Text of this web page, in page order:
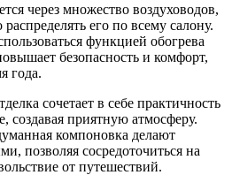
через множество воздуховодов,
его по всему салону.
функцией обогрева
безопасность и комфорт,
года.
сочетает в себе практичность
создавая приятную атмосферу.
компоновка делают
позволяя сосредоточиться на
от путешествий.